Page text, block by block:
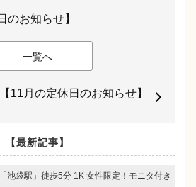
のお知らせ】
一覧へ
【11月の定休日のお知らせ】
【最新記事】
池袋駅」徒歩5分 1K 女性限定！モニタ付き